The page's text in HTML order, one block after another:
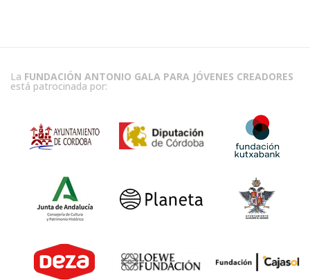
La FUNDACIÓN ANTONIO GALA PARA JÓVENES CREADORES
está patrocinada por: